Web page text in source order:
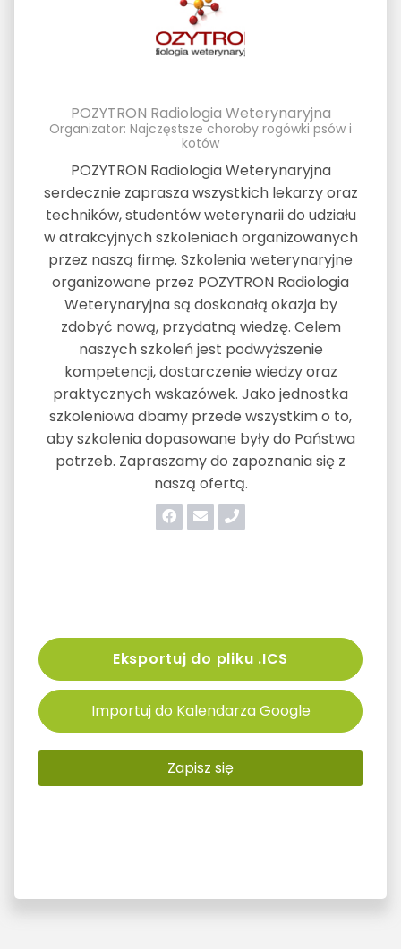
POZYTRON Radiologia Weterynaryjna
Organizator: Najczęstsze choroby rogówki psów i
kotów
POZYTRON Radiologia Weterynaryjna
serdecznie zaprasza wszystkich lekarzy oraz
techników, studentów weterynarii do udziału
w atrakcyjnych szkoleniach organizowanych
przez naszą firmę. Szkolenia weterynaryjne
organizowane przez POZYTRON Radiologia
Weterynaryjna są doskonałą okazja by
zdobyć nową, przydatną wiedzę. Celem
naszych szkoleń jest podwyższenie
kompetencji, dostarczenie wiedzy oraz
praktycznych wskazówek. Jako jednostka
szkoleniowa dbamy przede wszystkim o to,
aby szkolenia dopasowane były do Państwa
potrzeb. Zapraszamy do zapoznania się z
naszą ofertą.
Eksportuj do pliku .ICS
Importuj do Kalendarza Google
Zapisz się